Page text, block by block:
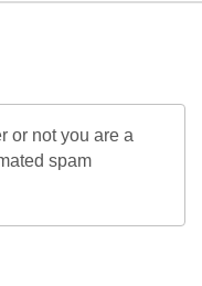
or not you are a
spam